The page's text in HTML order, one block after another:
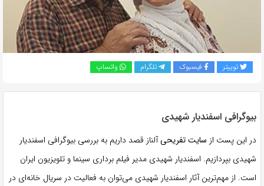
کپی
توییتر فیسبوک تلگرام واتساپ
بیوگرافی اسفندیار شهیدی
در این پست از سایت تفریحیآلناز قصد داریم به بررسی بیوگرافی اسفندیار
شهیدی بپردازیم. اسفندیار شهیدی مدیر فیلم برداری سینما و تلویزیون ایران
است. از مهم‌ترین آثار اسفندیار شهیدی می‌توان به فعالیت در سریال خانه‌ای در